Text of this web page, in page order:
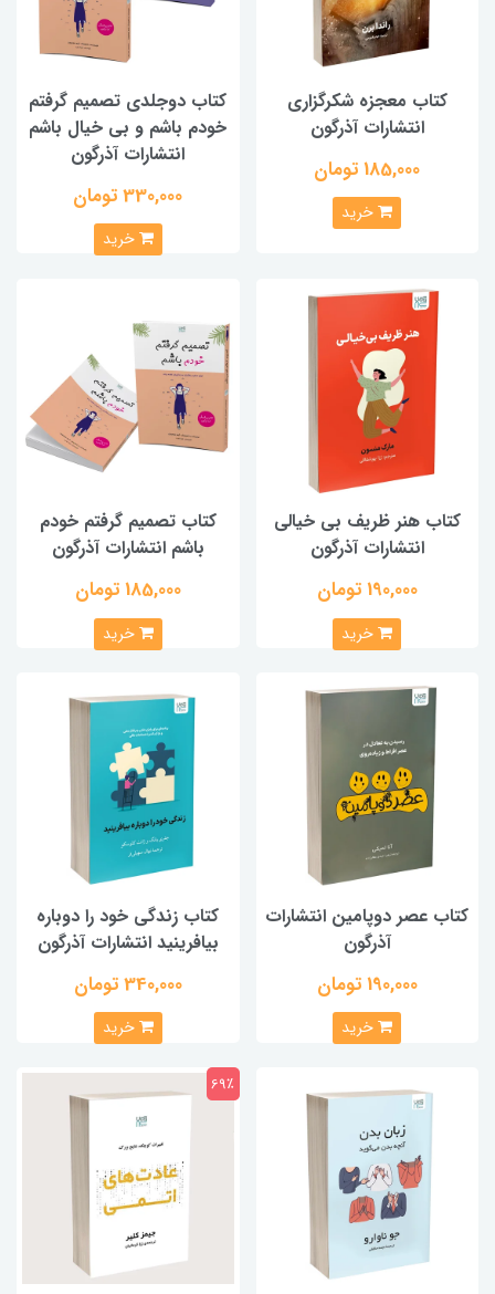
کتاب معجزه شکرگزاری
انتشارات آذرگون
185,000 تومان
خرید
کتاب دوجلدی تصمیم گرفتم
خودم باشم و بی خیال باشم
انتشارات آذرگون
330,000 تومان
خرید
کتاب هنر ظریف بی خیالی
انتشارات آذرگون
190,000 تومان
خرید
کتاب تصمیم گرفتم خودم
باشم انتشارات آذرگون
185,000 تومان
خرید
کتاب عصر دوپامین انتشارات
آذرگون
190,000 تومان
خرید
کتاب زندگی خود را دوباره
بیافرینید انتشارات آذرگون
340,000 تومان
خرید
69٪